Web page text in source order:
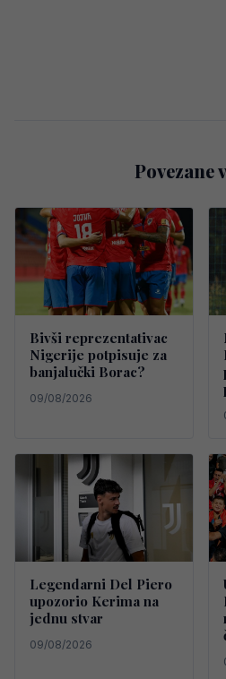
Povezane
Bivši reprezentativac
Nigerije potpisuje za
banjalučki Borac?
09/08/2026
Legendarni Del Piero
upozorio Kerima na
jednu stvar
09/08/2026